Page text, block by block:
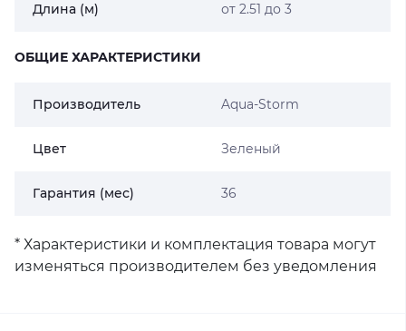
Длина (м) от 2.51 до 3
ОБЩИЕ ХАРАКТЕРИСТИКИ
Производитель Aqua-Storm
Цвет Зеленый
Гарантия (мес) 36
* Характеристики и комплектация товара могут
изменяться производителем без уведомления